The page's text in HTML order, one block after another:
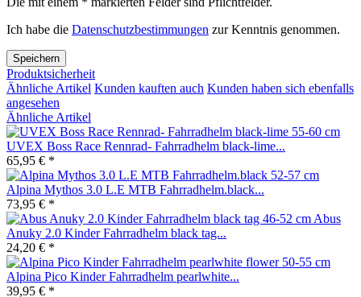
Ich habe die Datenschutzbestimmungen zur Kenntnis genommen.
Speichern
Produktsicherheit
Ähnliche Artikel Kunden kauften auch Kunden haben sich ebenfalls
angesehen
Ähnliche Artikel
UVEX Boss Race Rennrad- Fahrradhelm black-lime...
65,95 € *
Alpina Mythos 3.0 L.E MTB Fahrradhelm.black...
73,95 € *
Abus
Anuky 2.0 Kinder Fahrradhelm black tag...
24,20 € *
Alpina Pico Kinder Fahrradhelm pearlwhite...
39,95 € *